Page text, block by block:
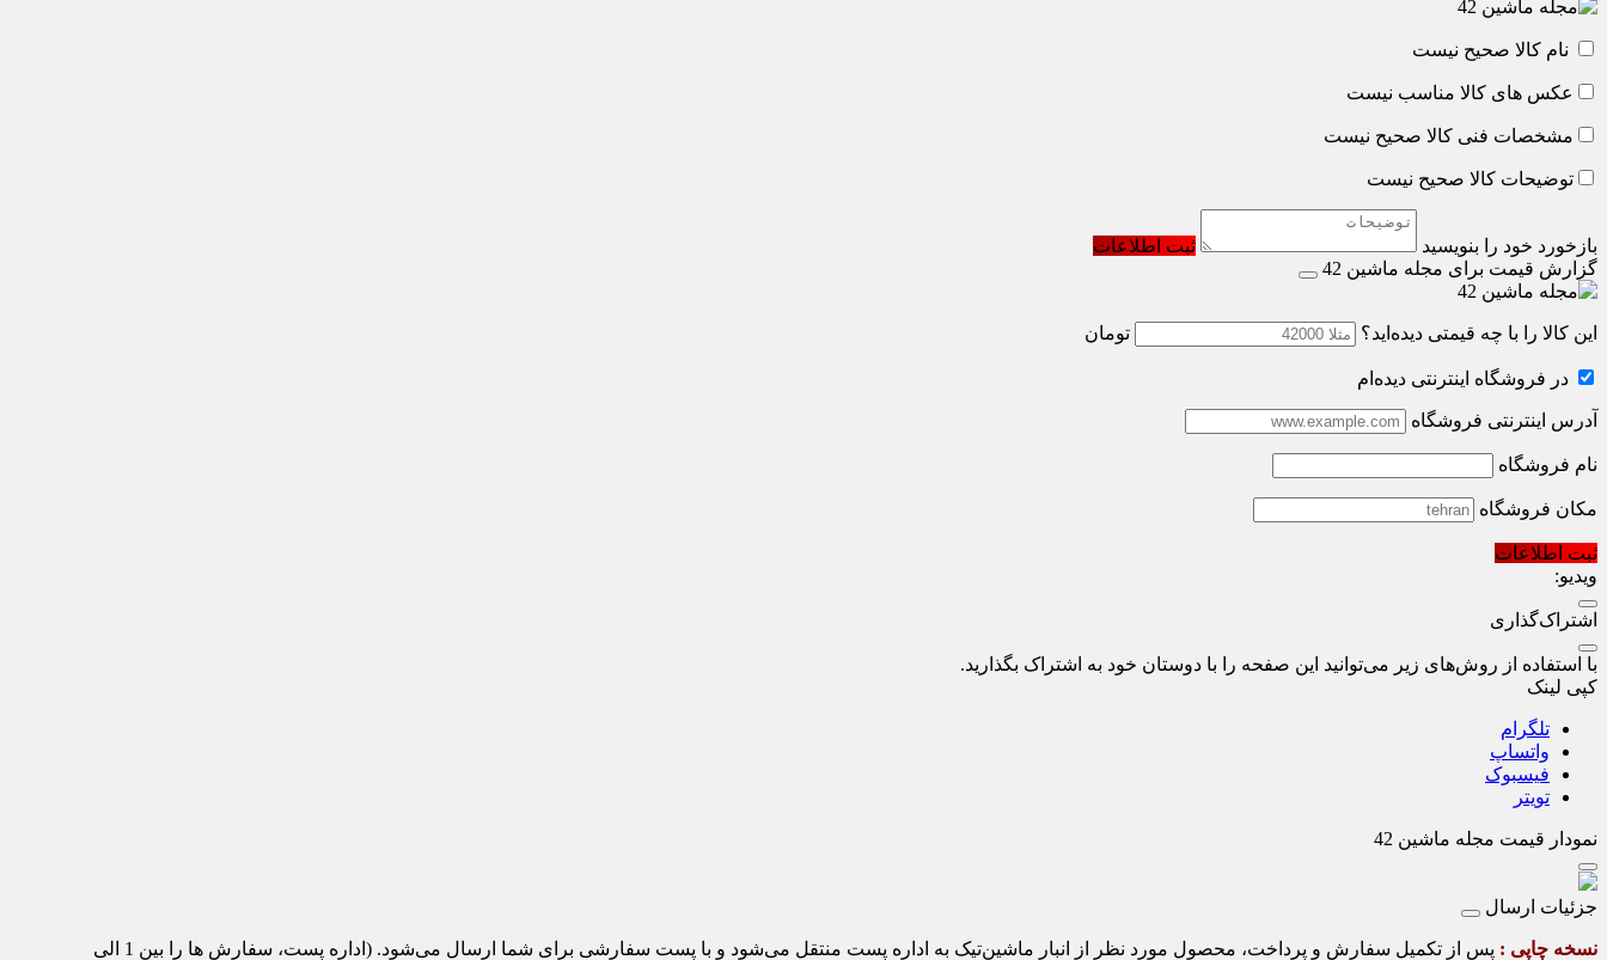
نام کالا صحیح نیست
عکس های کالا مناسب نیست
مشخصات فنی کالا صحیح نیست
توضیحات کالا صحیح نیست
بازخورد خود را بنویسید
ثبت اطلاعات
گزارش قیمت برای مجله ماشین 42
این کالا را با چه قیمتی دیده‌اید؟ تومان
در فروشگاه اینترنتی دیده‌ام
آدرس اینترنتی فروشگاه
نام فروشگاه
مکان فروشگاه
ثبت اطلاعات
ویدیو:
اشتراک‌گذاری
با استفاده از روش‌های زیر می‌توانید این صفحه را با دوستان خود به اشتراک بگذارید.
کپی لینک
تلگرام
واتساپ
فیسبوک
تویتر
نمودار قیمت مجله ماشین 42
جزئیات ارسال
نسخه چاپی :
پس از تکمیل سفارش و پرداخت، محصول مورد نظر از انبار ماشین‌تیک به اداره پست منتقل می‌شود و با پست سفارشی برای شما ارسال می‌شود. (اداره پست، سفارش ها را بین 1 الی